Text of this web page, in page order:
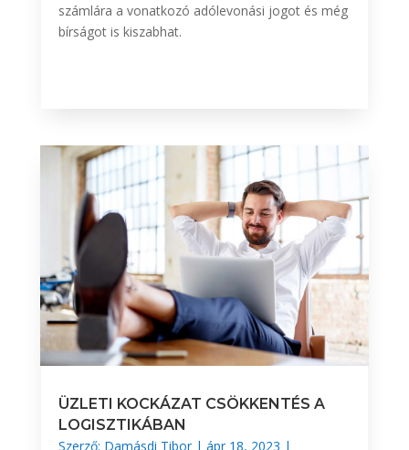
számlára a vonatkozó adólevonási jogot és még
bírságot is kiszabhat.
ÜZLETI KOCKÁZAT CSÖKKENTÉS A
LOGISZTIKÁBAN
Szerző: Damásdi Tibor| ápr 18, 2023 |